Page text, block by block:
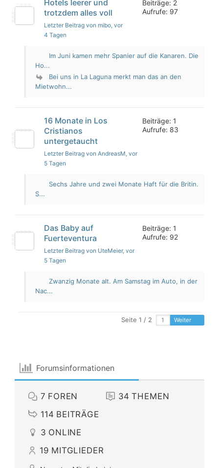
Hotels leerer und
trotzdem alles voll
Letzter Beitrag von mibo, vor
4 Tagen
Beiträge: 2
Aufrufe: 97
Im Juni kamen mehr Spanier auf die Kanaren. Die
Ho...
Bei uns in La Laguna merkt man das an den
Mietwohn...
16 Monate in Los
Cristianos
untergetaucht
Letzter Beitrag von AndreasM, vor
5 Tagen
Beiträge: 1
Aufrufe: 83
Sechs Jahre und zwei Monate Haft für die Britin.
S...
Das Baby auf
Fuerteventura
Letzter Beitrag von UteMeier, vor
5 Tagen
Beiträge: 1
Aufrufe: 92
Zwanzig Monate alt. Am Samstag im Auto, in der
Nac...
Seite 1 / 2 Weiter
Forumsinformationen
7 FOREN 34 THEMEN
114 BEITRÄGE
3 ONLINE
19 MITGLIEDER